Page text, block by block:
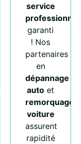
service
professionnel
garanti
! Nos
partenaires
en
dépannage
auto et
remorquage
voiture
assurent
rapidité